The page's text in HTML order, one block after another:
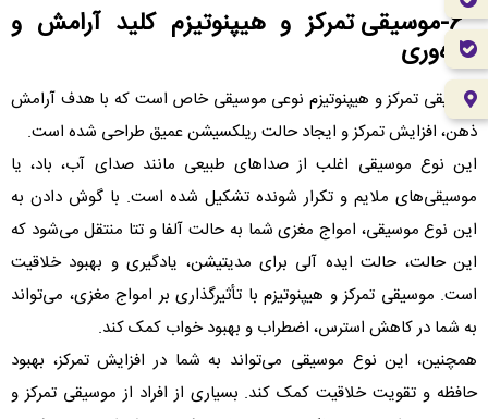
6-موسیقی تمرکز و هیپنوتیزم کلید آرامش و
بهره‌وری
موسیقی تمرکز و هیپنوتیزم نوعی موسیقی خاص است که با هدف آرامش
ذهن، افزایش تمرکز و ایجاد حالت ریلکسیشن عمیق طراحی شده است.
این نوع موسیقی اغلب از صداهای طبیعی مانند صدای آب، باد، یا
موسیقی‌های ملایم و تکرار شونده تشکیل شده است. با گوش دادن به
این نوع موسیقی، امواج مغزی شما به حالت آلفا و تتا منتقل می‌شود که
این حالت، حالت ایده آلی برای مدیتیشن، یادگیری و بهبود خلاقیت
است. موسیقی تمرکز و هیپنوتیزم با تأثیرگذاری بر امواج مغزی، می‌تواند
به شما در کاهش استرس، اضطراب و بهبود خواب کمک کند.
همچنین، این نوع موسیقی می‌تواند به شما در افزایش تمرکز، بهبود
حافظه و تقویت خلاقیت کمک کند. بسیاری از افراد از موسیقی تمرکز و